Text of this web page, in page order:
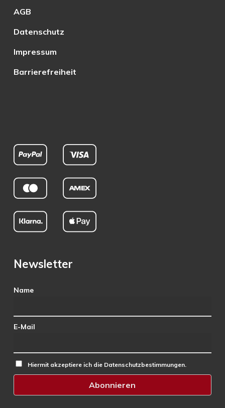
AGB
Datenschutz
Impressum
Barrierefreiheit
Newsletter
Name
E-Mail
Hiermit akzeptiere ich die Datenschutzbestimmungen.